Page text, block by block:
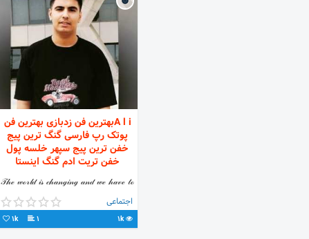
A l iبهترین فن زدبازی بهترین فن
پوتک رپ فارسی گنگ ترین پیج
خفن ترین پیج سپهر خلسه پول
خفن تریت ادم گنگ اینستا
𝒯𝒽ℯ 𝓌ℴ𝓇𝓁𝒹 𝒾𝓈 𝒸𝒽𝒶𝓃ℊ𝒾𝓃ℊ 𝒶𝓃𝒹 𝓌ℯ 𝒽𝒶𝓋ℯ 𝓉ℴ
𝒸𝒽𝒶𝓃ℊℯ 𝓌𝒾𝓉𝒽 𝒾𝓉🪐 @zedbaziاجتماعی
1k
1
1k